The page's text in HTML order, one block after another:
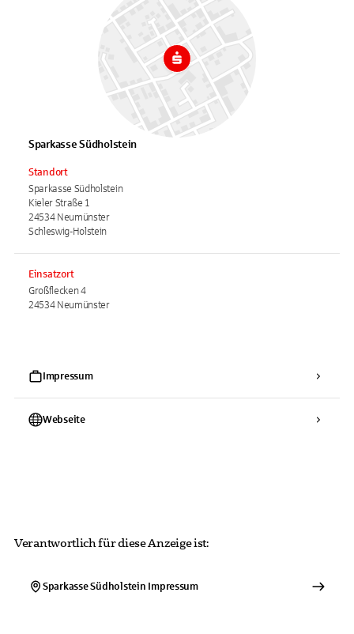
Sparkasse Südholstein
Standort
Sparkasse Südholstein
Kieler Straße 1
24534 Neumünster
Schleswig-Holstein
Einsatzort
Großflecken 4
24534 Neumünster
Impressum
Webseite
Verantwortlich für diese Anzeige ist:
Sparkasse Südholstein Impressum